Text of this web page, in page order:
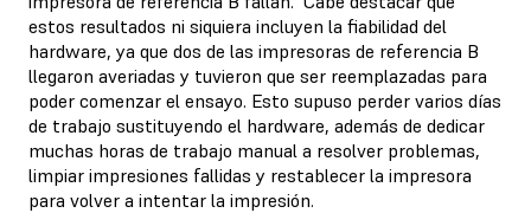
estos resultados ni siquiera incluyen la fiabilidad del
hardware, ya que dos de las impresoras de referencia B
llegaron averiadas y tuvieron que ser reemplazadas para
poder comenzar el ensayo. Esto supuso perder varios días
de trabajo sustituyendo el hardware, además de dedicar
muchas horas de trabajo manual a resolver problemas,
limpiar impresiones fallidas y restablecer la impresora
para volver a intentar la impresión.